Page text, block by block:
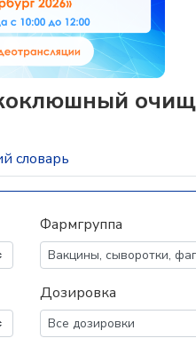
словарь
Фармгруппа
Дозировка